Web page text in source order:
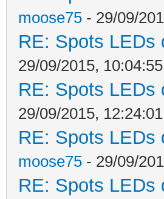
moose75 - 29/09/
RE: Spots LEDs
29/09/2015, 10:04:55
RE: Spots LEDs
29/09/2015, 12:24:01
RE: Spots LEDs
moose75 - 29/09/
RE: Spots LEDs